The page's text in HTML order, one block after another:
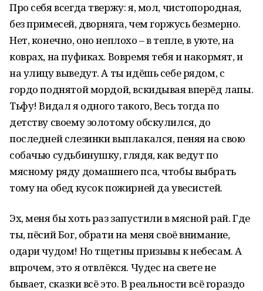
Про себя всегда твержу: я, мол, чистопородная,
без примесей, дворняга, чем горжусь безмерно.
Нет, конечно, оно неплохо – в тепле, в уюте, на
коврах, на пуфиках. Вовремя тебя и накормят, и
на улицу выведут. А ты идёшь себе рядом, с
гордо поднятой мордой, вскидывая вперёд лапы.
Тьфу! Видал я одного такого, Весь тогда по
детству своему золотому обскулился, до
последней слезинки выплакался, пеняя на свою
собачью судьбинушку, глядя, как ведут по
мясному ряду домашнего пса, чтобы выбрать
тому на обед кусок пожирней да увесистей.
Эх, меня бы хоть раз запустили в мясной рай. Где
ты, пёсий Бог, обрати на меня своё внимание,
одари чудом! Но тщетны призывы к небесам. А
впрочем, это я отвлёкся. Чудес на свете не
бывает, сказки всё это. В реальности всё гораздо